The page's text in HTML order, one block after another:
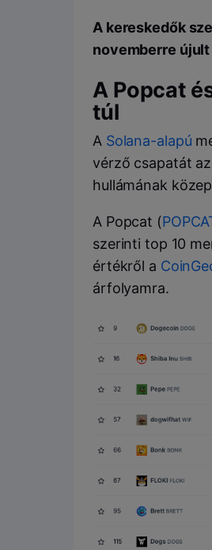
A kereskedők
novemberre
A Popcat
túl
A Solana-alapú
vérző csapatát
hullámának
A Popcat (
szerinti top 10
értékről a
árfolyamra.